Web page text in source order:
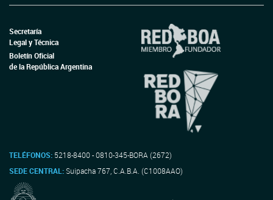
Secretaría
Legal y Técnica
Boletín Oficial
de la República Argentina
TELÉFONOS: 5218-8400 - 0810-345-BORA (2672)
SEDE CENTRAL:Suipacha 767, C.A.B.A. (C1008AAO)